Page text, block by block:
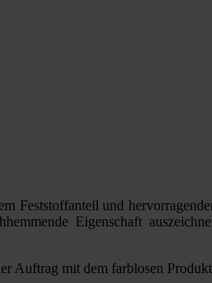
Feststoffanteil und
Eigenschaft
Auftrag mit dem farblosen